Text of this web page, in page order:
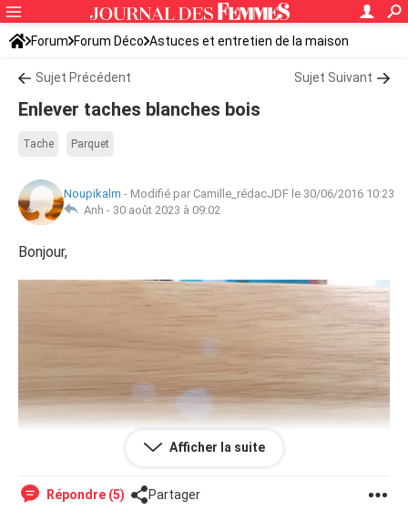
Forum Forum Déco Astuces et entretien de la maison
Sujet Précédent Sujet Suivant
Enlever taches blanches bois
Tache Parquet
Noupikalm - Modifié par Camille_rédacJDF le 30/06/2016 10:23
Anh - 30 août 2023 à 09:02
Bonjour,
Afficher la suite
Répondre (5) Partager